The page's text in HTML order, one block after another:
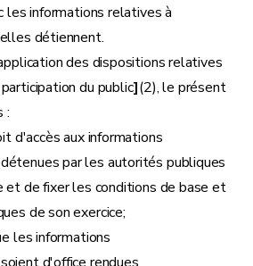
les informations relatives à
détiennent.
des dispositions relatives
du public](2), le présent
:
d'accès aux informations
par les autorités publiques
et de fixer les conditions de base et
de son exercice;
les informations